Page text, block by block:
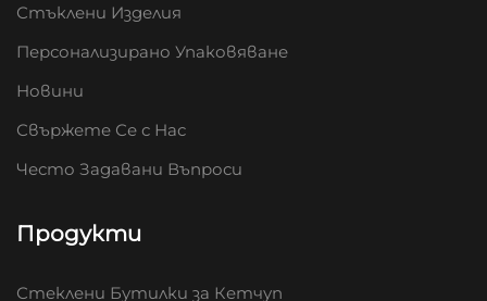
Стъклени Изделия
Персонализирано Упаковяване
Новини
Свържете Се с Нас
Често Задавани Въпроси
Продукти
Стеклени Бутилки за Кетчуп